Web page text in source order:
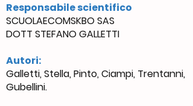
Responsabile scientifico
SCUOLAECOMSKBO SAS
DOTT STEFANO GALLETTI
Autori:
Galletti, Stella, Pinto, Ciampi, Trentanni,
Gubellini.